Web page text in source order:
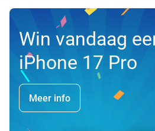
Win vandaag
iPhone 17 Pro
Meer info